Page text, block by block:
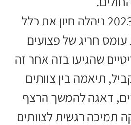
ביום 7 באוקטובר 2023 ניהלה חיון את כלל
חריג של פצועים
שהגיעו בזה אחר זה
תיאמה בין צוותים
דאגה להמשך הרצף
תמיכה רגשית לצוותים